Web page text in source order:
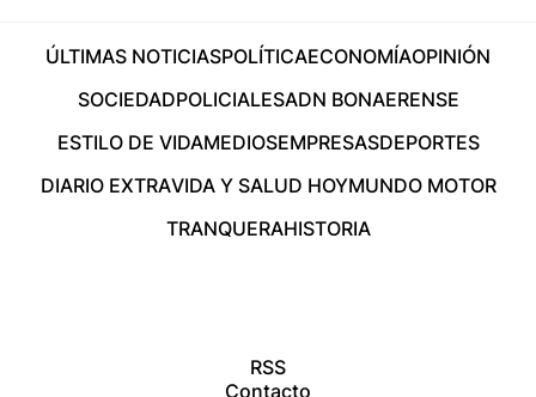
ÚLTIMAS NOTICIASPOLÍTICAECONOMÍAOPINIÓN
SOCIEDADPOLICIALESADN BONAERENSE
ESTILO DE VIDAMEDIOSEMPRESASDEPORTES
DIARIO EXTRAVIDA Y SALUD HOYMUNDO MOTOR
TRANQUERAHISTORIA
RSS
Contacto